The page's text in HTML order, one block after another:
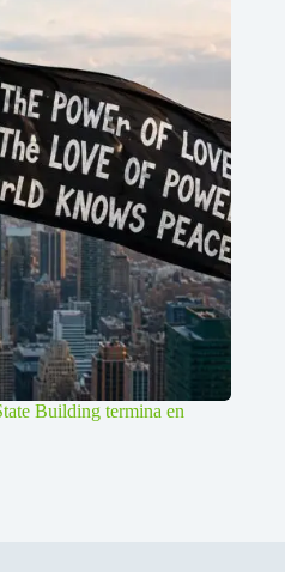
Building termina en